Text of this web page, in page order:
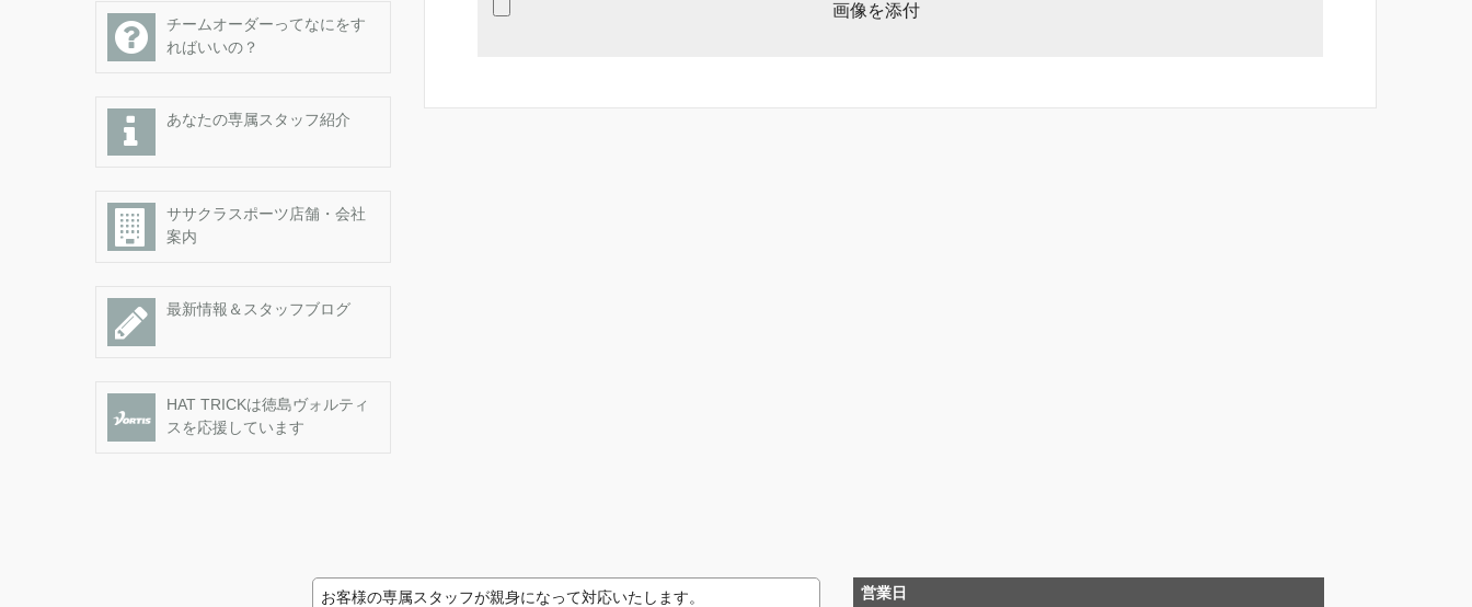
画像を添付
チームオーダーってなにをす
ればいいの？
あなたの専属スタッフ紹介
ササクラスポーツ店舗・会社
案内
最新情報＆スタッフブログ
HAT TRICKは徳島ヴォルティ
スを応援しています
お客様の専属スタッフが親身になって対応いたします。 営業日